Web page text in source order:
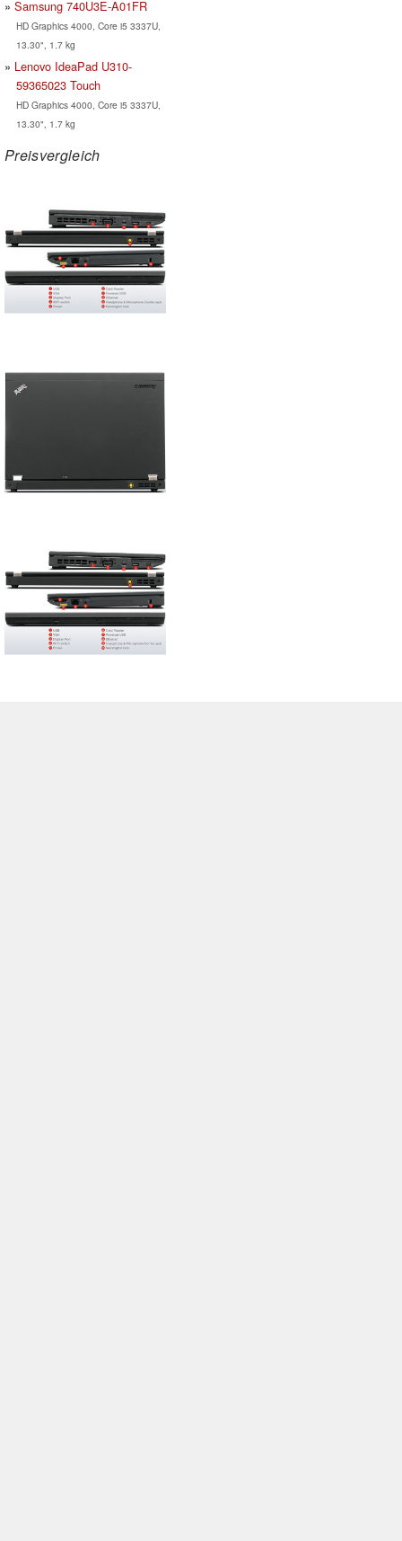
Samsung 740U3E-A01FR
HD Graphics 4000, Core i5 3337U,
13.30", 1.7 kg
Lenovo IdeaPad U310-
59365023 Touch
HD Graphics 4000, Core i5 3337U,
13.30", 1.7 kg
Preisvergleich